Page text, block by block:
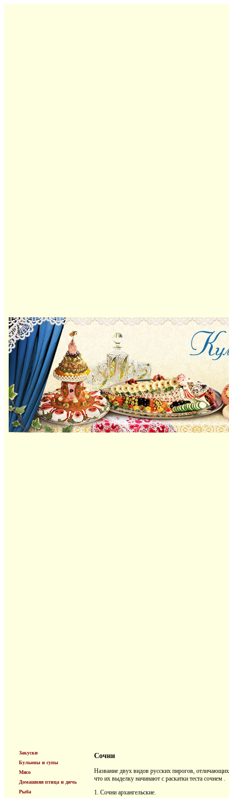
Закуски
Бульоны и супы
Мясо
Домашняя птица и дичь
Рыба
Сочни
Название двух видов русских пирогов,
что их выделку начинают с раскатки теста сочнем .
1. Сочни архангельские.